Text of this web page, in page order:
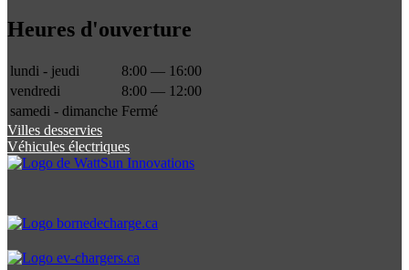
Heures d'ouverture
lundi - jeudi
8:00 — 16:00
vendredi
8:00 — 12:00
samedi - dimanche Fermé
Villes desservies
Véhicules électriques